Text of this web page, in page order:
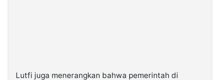
Lutfi juga menerangkan bahwa pemerintah di